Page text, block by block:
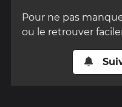
Pour ne pas
ou le retrouver